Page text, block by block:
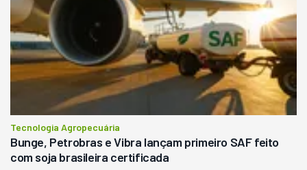
Tecnologia Agropecuária
Bunge, Petrobras e Vibra lançam primeiro SAF feito
com soja brasileira certificada